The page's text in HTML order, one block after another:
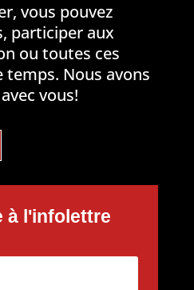
vous pouvez
participer aux
ou toutes ces
Nous avons
vous!
à l'infolettre